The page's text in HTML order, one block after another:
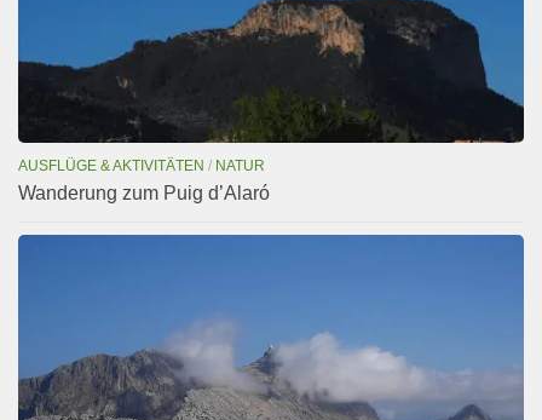
AUSFLÜGE & AKTIVITÄTEN / NATUR
Wanderung zum Puig d’Alaró